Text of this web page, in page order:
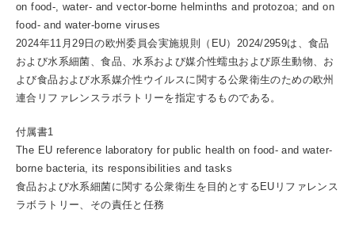
on food-, water- and vector-borne helminths and protozoa; and on
food- and water-borne viruses
2024年11月29日の欧州委員会実施規則（EU）2024/2959は、食品
および水系細菌、食品、水系および媒介性蠕虫および原生動物、お
よび食品および水系媒介性ウイルスに関する公衆衛生のための欧州
連合リファレンスラボラトリーを指定するものである。
付属書1
The EU reference laboratory for public health on food- and water-
borne bacteria, its responsibilities and tasks
食品および水系細菌に関する公衆衛生を目的とするEUリファレンス
ラボラトリー、その責任と任務